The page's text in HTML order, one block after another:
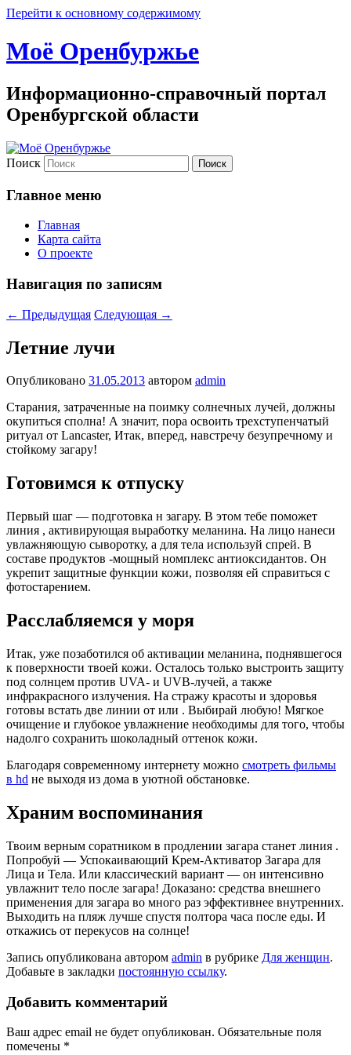
Перейти к основному содержимому
Моё Оренбуржье
Информационно-справочный портал
Оренбургской области
Поиск
Главное меню
Главная
Карта сайта
О проекте
Навигация по записям
← Предыдущая Следующая →
Летние лучи
Опубликовано 31.05.2013 автором admin
Старания, затраченные на поимку солнечных лучей, должны
окупиться сполна! А значит, пора освоить трехступенчатый
ритуал от Lancaster, Итак, вперед, навстречу безупречному и
стойкому загару!
Готовимся к отпуску
Первый шаг — подготовка н загару. В этом тебе поможет
линия , активирующая выработку меланина. На лицо нанеси
увлажняющую сыворотку, а для тела используй спрей. В
составе продуктов -мощный номплекс антиоксидантов. Он
укрепит защитные функции кожи, позволяя ей справиться с
фотостарением.
Расслабляемся у моря
Итак, уже позаботился об активации меланина, поднявшегося
к поверхности твоей кожи. Осталось только выстроить защиту
под солнцем против UVA- и UVB-лучей, а также
инфракрасного излучения. На стражу красоты и здоровья
готовы встать две линии от или . Выбирай любую! Мягкое
очищение и глубокое увлажнение необходимы для того, чтобы
надолго сохранить шоколадный оттенок кожи.
Благодаря современному интернету можно смотреть фильмы
в hd не выходя из дома в уютной обстановке.
Храним воспоминания
Твоим верным соратником в продлении загара станет линия .
Попробуй — Успокаивающий Крем-Активатор Загара для
Лица и Тела. Или классический вариант — он интенсивно
увлажнит тело после загара! Доказано: средства внешнего
применения для загара во много раз эффективнее внутренних.
Выходить на пляж лучше спустя полтора часа после еды. И
откажись от перекусов на солнце!
Запись опубликована автором admin в рубрике Для женщин.
Добавьте в закладки постоянную ссылку.
Добавить комментарий
Ваш адрес email не будет опубликован. Обязательные поля
помечены *